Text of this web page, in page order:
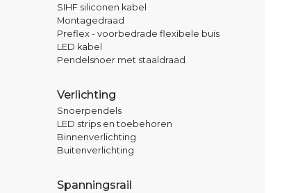
SIHF siliconen kabel
Montagedraad
Preflex - voorbedrade flexibele buis
LED kabel
Pendelsnoer met staaldraad
Verlichting
Snoerpendels
LED strips en toebehoren
Binnenverlichting
Buitenverlichting
Spanningsrail